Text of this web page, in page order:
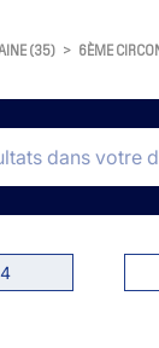
(35) > 6ÈME